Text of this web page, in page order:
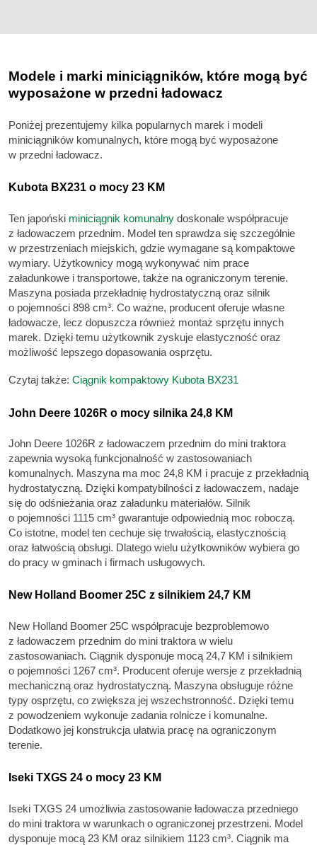
Modele i marki miniciągników, które mogą być
wyposażone w przedni ładowacz
Poniżej prezentujemy kilka popularnych marek i modeli
miniciągników komunalnych, które mogą być wyposażone
w przedni ładowacz.
Kubota BX231 o mocy 23 KM
Ten japoński miniciągnik komunalny doskonale współpracuje
z ładowaczem przednim. Model ten sprawdza się szczególnie
w przestrzeniach miejskich, gdzie wymagane są kompaktowe
wymiary. Użytkownicy mogą wykonywać nim prace
załadunkowe i transportowe, także na ograniczonym terenie.
Maszyna posiada przekładnię hydrostatyczną oraz silnik
o pojemności 898 cm³. Co ważne, producent oferuje własne
ładowacze, lecz dopuszcza również montaż sprzętu innych
marek. Dzięki temu użytkownik zyskuje elastyczność oraz
możliwość lepszego dopasowania osprzętu.
Czytaj także: Ciągnik kompaktowy Kubota BX231
John Deere 1026R o mocy silnika 24,8 KM
John Deere 1026R z ładowaczem przednim do mini traktora
zapewnia wysoką funkcjonalność w zastosowaniach
komunalnych. Maszyna ma moc 24,8 KM i pracuje z przekładnią
hydrostatyczną. Dzięki kompatybilności z ładowaczem, nadaje
się do odśnieżania oraz załadunku materiałów. Silnik
o pojemności 1115 cm³ gwarantuje odpowiednią moc roboczą.
Co istotne, model ten cechuje się trwałością, elastycznością
oraz łatwością obsługi. Dlatego wielu użytkowników wybiera go
do pracy w gminach i firmach usługowych.
New Holland Boomer 25C z silnikiem 24,7 KM
New Holland Boomer 25C współpracuje bezproblemowo
z ładowaczem przednim do mini traktora w wielu
zastosowaniach. Ciągnik dysponuje mocą 24,7 KM i silnikiem
o pojemności 1267 cm³. Producent oferuje wersje z przekładnią
mechaniczną oraz hydrostatyczną. Maszyna obsługuje różne
typy osprzętu, co zwiększa jej wszechstronność. Dzięki temu
z powodzeniem wykonuje zadania rolnicze i komunalne.
Dodatkowo jej konstrukcja ułatwia pracę na ograniczonym
terenie.
Iseki TXGS 24 o mocy 23 KM
Iseki TXGS 24 umożliwia zastosowanie ładowacza przedniego
do mini traktora w warunkach o ograniczonej przestrzeni. Model
dysponuje mocą 23 KM oraz silnikiem 1123 cm³. Ciągnik ma